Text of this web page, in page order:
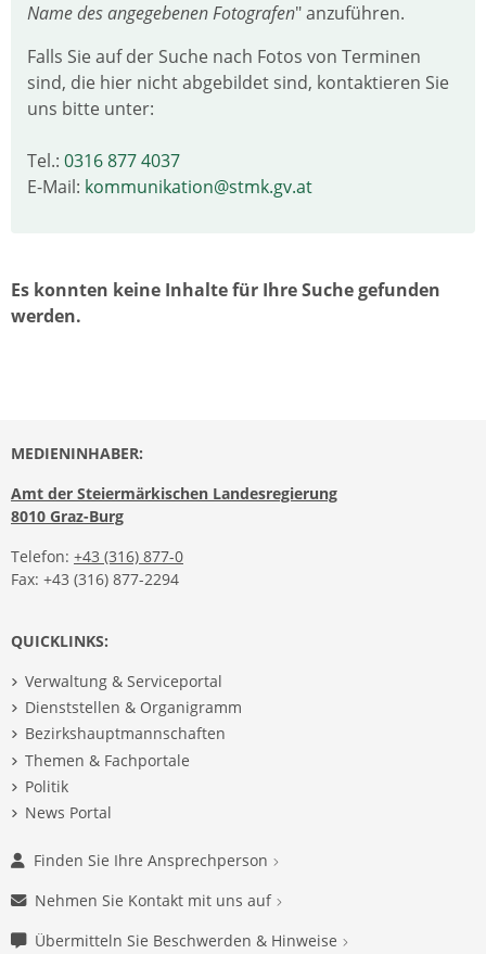
Name des angegebenen Fotografen" anzuführen.
Falls Sie auf der Suche nach Fotos von Terminen
sind, die hier nicht abgebildet sind, kontaktieren Sie
uns bitte unter:
Tel.: 0316 877 4037
E-Mail: kommunikation@stmk.gv.at
Es konnten keine Inhalte für Ihre Suche gefunden
werden.
MEDIENINHABER:
Amt der Steiermärkischen Landesregierung
8010 Graz-Burg
Telefon: +43 (316) 877-0
Fax: +43 (316) 877-2294
QUICKLINKS:
Verwaltung & Serviceportal
Dienststellen & Organigramm
Bezirkshauptmannschaften
Themen & Fachportale
Politik
News Portal
Finden Sie Ihre Ansprechperson
Nehmen Sie Kontakt mit uns auf
Übermitteln Sie Beschwerden & Hinweise